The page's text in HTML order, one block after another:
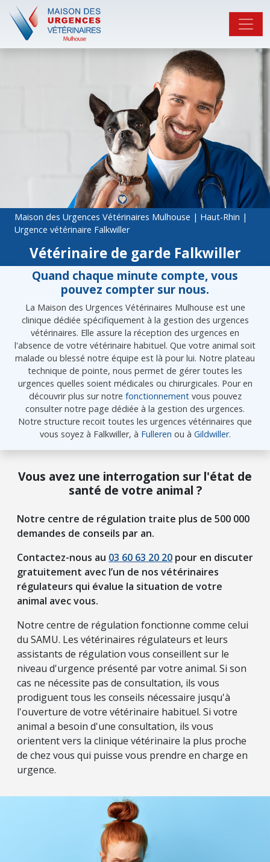
Maison des Urgences Vétérinaires Mulhouse | Haut-Rhin |
Urgence vétérinaire Falkwiller
Vétérinaire de garde Falkwiller
Quand chaque minute compte, vous
pouvez compter sur nous.
La Maison des Urgences Vétérinaires Mulhouse est une
clinique dédiée spécifiquement à la gestion des urgences
vétérinaires. Elle assure la réception des urgences en
l'absence de votre vétérinaire habituel. Que votre animal soit
malade ou blessé notre équipe est là pour lui. Notre plateau
technique de pointe, nous permet de gérer toutes les
urgences quelles soient médicales ou chirurgicales. Pour en
découvrir plus sur notre fonctionnementvous pouvez
consulter notre page dédiée à la gestion des urgences.
Notre structure recoit toutes les urgences vétérinaires que
vous soyez à Falkwiller, à Fulleren ou à Gildwiller.
Vous avez une interrogation sur l'état de
santé de votre animal ?
Notre centre de régulation traite plus de 500 000
demandes de conseils par an.
Contactez-nous au 03 60 63 20 20 pour en discuter
gratuitement avec l’un de nos vétérinaires
régulateurs qui évalue la situation de votre
animal avec vous.
Notre centre de régulation fonctionne comme celui
du SAMU. Les vétérinaires régulateurs et leurs
assistants de régulation vous conseillent sur le
niveau d'urgence présenté par votre animal. Si son
cas ne nécessite pas de consultation, ils vous
prodiguent tous les conseils nécessaire jusqu'à
l'ouverture de votre vétérinaire habituel. Si votre
animal a besoin d'une consultation, ils vous
orientent vers la clinique vétérinaire la plus proche
de chez vous qui puisse vous prendre en charge en
urgence.